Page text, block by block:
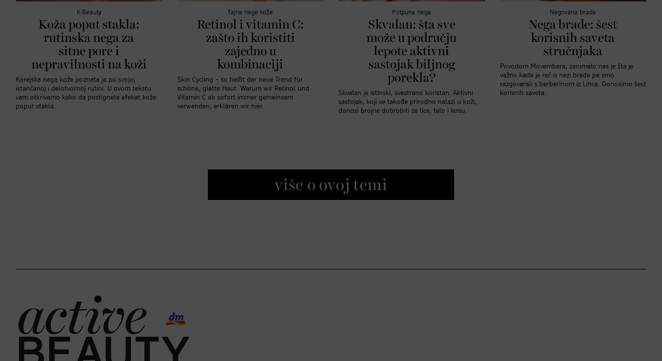
K-Beauty
Koža poput stakla:
rutinska nega za
sitne pore i
nepravilnosti na koži
Korejska nega kože poznata je po svojoj
istančanoj i delotvornoj rutini. U ovom tekstu
vam otkrivamo kako da postignete efekat kože
poput stakla.
Tajna nege kože
Retinol i vitamin C:
zašto ih koristiti
zajedno u
kombinaciji
Skin Cycling – so heißt der neue Trend für
schöne, glatte Haut. Warum wir Retinol und
Vitamin C ab sofort immer gemeinsam
verwenden, erklären wir hier.
Potpuna nega
Skvalan: šta sve
može u području
lepote aktivni
sastojak biljnog
porekla?
Skvalan je istinski, svestrano koristan. Aktivni
sastojak, koji se takođe prirodno nalazi u koži,
donosi brojne dobrobiti za lice, telo i kosu.
Negovana brada
Nega brade: šest
korisnih saveta
stručnjaka
Povodom Movembera, zanimalo nas je šta je
važno kada je reč o nezi brade pa smo
razgovarali s berberinom iz Linca. Donosimo šest
korisnih saveta.
više o ovoj temi